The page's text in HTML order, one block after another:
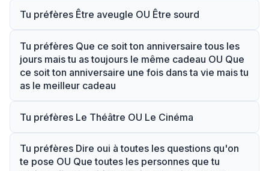
Tu préfères Être aveugle OU Être sourd
Tu préfères Que ce soit ton anniversaire tous les
jours mais tu as toujours le même cadeau OU Que
ce soit ton anniversaire une fois dans ta vie mais tu
as le meilleur cadeau
Tu préfères Le Théâtre OU Le Cinéma
Tu préfères Dire oui à toutes les questions qu'on
te pose OU Que toutes les personnes que tu